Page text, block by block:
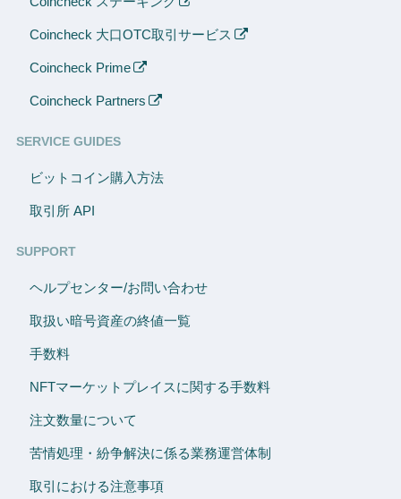
Coincheck 大口OTC取引サービス
Coincheck Prime
Coincheck Partners
SERVICE GUIDES
ビットコイン購入方法
取引所 API
SUPPORT
ヘルプセンター/お問い合わせ
取扱い暗号資産の終値一覧
手数料
NFTマーケットプレイスに関する手数料
注文数量について
苦情処理・紛争解決に係る業務運営体制
取引における注意事項